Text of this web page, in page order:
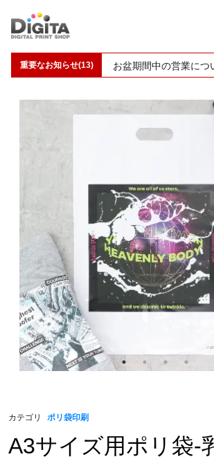
重要なお知らせ(13) お盆期間中の営業につ
カテゴリ ポリ袋印刷
A3サイズ用ポリ袋-